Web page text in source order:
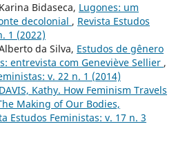
Bidaseca, Lugones: um
decolonial , Revista Estudos
1 (2022)
da Silva, Estudos de gênero
entrevista com Geneviève Sellier ,
v. 22 n. 1 (2014)
DAVIS, Kathy. How Feminism Travels
Making of Our Bodies,
Estudos Feministas: v. 17 n. 3